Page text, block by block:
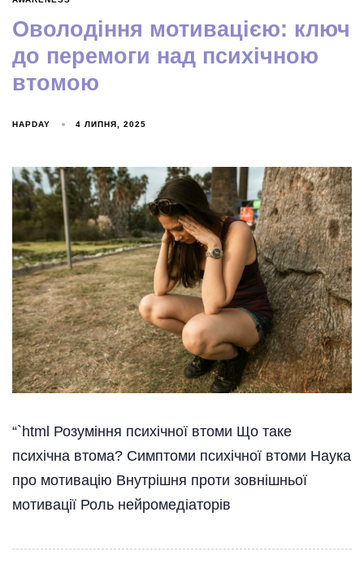
Оволодіння мотивацією: ключ
до перемоги над психічною
втомою
HAPDAY 4 ЛИПНЯ, 2025
“`html Розуміння психічної втоми Що таке
психічна втома? Симптоми психічної втоми Наука
про мотивацію Внутрішня проти зовнішньої
мотивації Роль нейромедіаторів